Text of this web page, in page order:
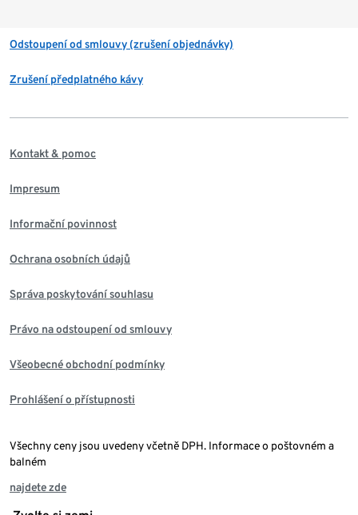
Odstoupení od smlouvy (zrušení objednávky)
Zrušení předplatného kávy
Kontakt & pomoc
Impresum
Informační povinnost
Ochrana osobních údajů
Správa poskytování souhlasu
Právo na odstoupení od smlouvy
Všeobecné obchodní podmínky
Prohlášení o přístupnosti
Všechny ceny jsou uvedeny včetně DPH. Informace o poštovném a
balném
najdete zde